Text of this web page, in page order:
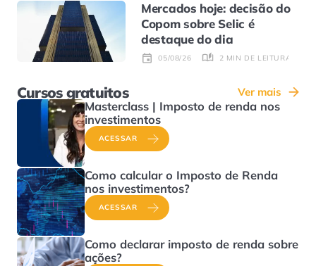
Mercados hoje: decisão do
Copom sobre Selic é
destaque do dia
05/08/26 2 MIN DE LEITURA
Cursos gratuitos Ver mais
Masterclass | Imposto de renda nos
investimentos
ACESSAR
Como calcular o Imposto de Renda
nos investimentos?
ACESSAR
Como declarar imposto de renda sobre
ações?